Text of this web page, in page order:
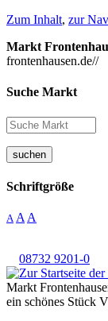
Zum Inhalt, zur
Markt
frontenhausen.de//
Suche Markt
suchen
Schriftgröße
A A A
08732 9201-0
Markt
ein schönes Stück